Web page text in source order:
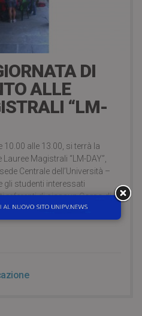
DI
ALLE
“LM-
alle 13.00, si terrà la
Magistrali “LM-DAY”,
Centrale dell’Università –
gli studenti interessati
referenti di ciascun Corso di